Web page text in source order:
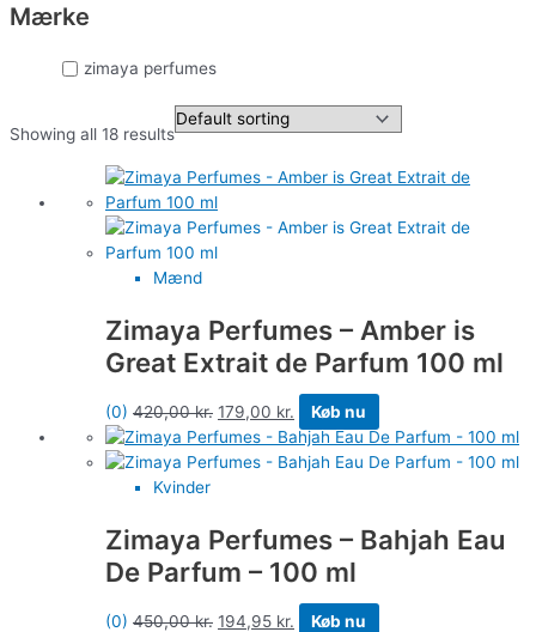
Mærke
zimaya perfumes
Showing all 18 results
Mænd
Zimaya Perfumes – Amber is
Great Extrait de Parfum 100 ml
(0) 420,00kr. 179,00 kr. Køb nu
Kvinder
Zimaya Perfumes – Bahjah Eau
De Parfum – 100 ml
(0) 450,00kr. 194,95 kr. Køb nu